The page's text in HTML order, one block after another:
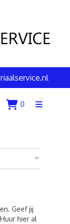
0
Menu
Geef jij
hier al